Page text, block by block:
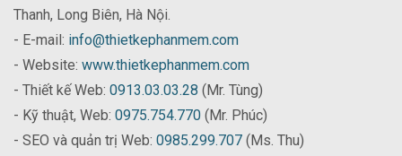
Thanh, Long Biên, Hà Nội.
- E-mail: info@thietkephanmem.com
- Website: www.thietkephanmem.com
- Thiết kế Web: 0913.03.03.28 (Mr. Tùng)
- Kỹ thuật, Web: 0975.754.770 (Mr. Phúc)
- SEO và quản trị Web: 0985.299.707 (Ms. Thu)